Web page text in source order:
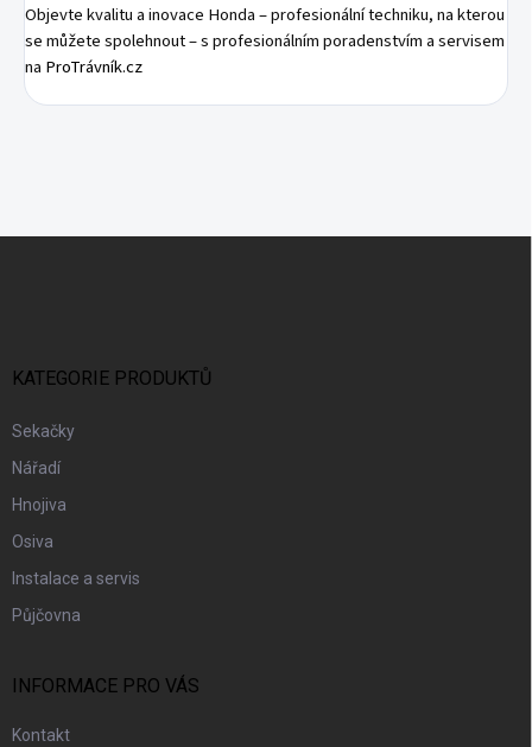
Objevte kvalitu a inovace Honda – profesionální techniku, na kterou
se můžete spolehnout – s profesionálním poradenstvím a servisem
na ProTrávník.cz
KATEGORIE PRODUKTŮ
Sekačky
Nářadí
Hnojiva
Osiva
Instalace a servis
Půjčovna
INFORMACE PRO VÁS
Kontakt